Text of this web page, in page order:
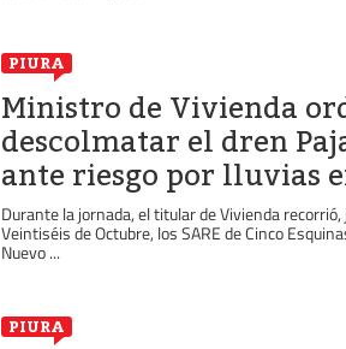
PIURA
Ministro de Vivienda
descolmatar el dren
ante riesgo por lluvias
Durante la jornada, el titular de Vivienda
Veintiséis de Octubre, los SARE de Cinco
Nuevo ...
PIURA